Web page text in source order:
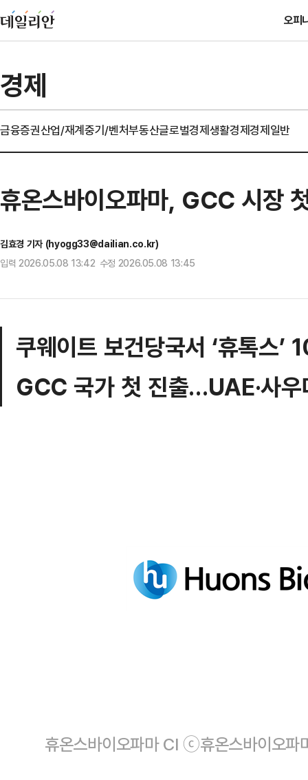
오피
경제
금융증권산업/재계중기/벤처부동산글로벌경제생활경제경제일반
휴온스바이오파마, GCC 시장
김효경 기자 (hyogg33@dailian.co.kr)
입력 2026.05.08 13:42 수정 2026.05.08 13:45
쿠웨이트 보건당국서 ‘휴톡스’
GCC 국가 첫 진출…UAE·사
휴온스바이오파마 CI ⓒ휴온스바이오파